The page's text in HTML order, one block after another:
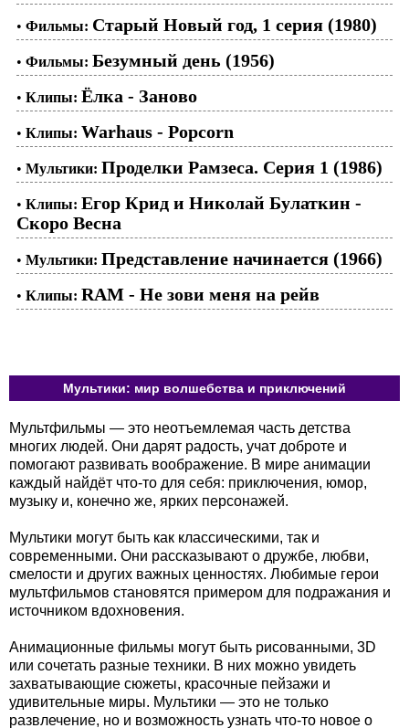
• Фильмы: Старый Новый год, 1 серия (1980)
• Фильмы: Безумный день (1956)
• Клипы: Ёлка - Заново
• Клипы: Warhaus - Popcorn
• Мультики: Проделки Рамзеса. Серия 1 (1986)
• Клипы: Егор Крид и Николай Булаткин -
Скоро Весна
• Мультики: Представление начинается (1966)
• Клипы: RAM - Не зови меня на рейв
Мультики: мир волшебства и приключений
Мультфильмы — это неотъемлемая часть детства
многих людей. Они дарят радость, учат доброте и
помогают развивать воображение. В мире анимации
каждый найдёт что-то для себя: приключения, юмор,
музыку и, конечно же, ярких персонажей.
Мультики могут быть как классическими, так и
современными. Они рассказывают о дружбе, любви,
смелости и других важных ценностях. Любимые герои
мультфильмов становятся примером для подражания и
источником вдохновения.
Анимационные фильмы могут быть рисованными, 3D
или сочетать разные техники. В них можно увидеть
захватывающие сюжеты, красочные пейзажи и
удивительные миры. Мультики — это не только
развлечение, но и возможность узнать что-то новое о